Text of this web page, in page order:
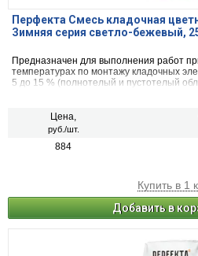
Перфекта Смесь кладочная
Зимняя серия светло-бежевый,
Предназначен для выполнения работ
температурах по монтажу кладочных
5 до 15 % (полнотелый и пустотелый
Цена,
руб./шт.
884
Купить в 1
Добавить в